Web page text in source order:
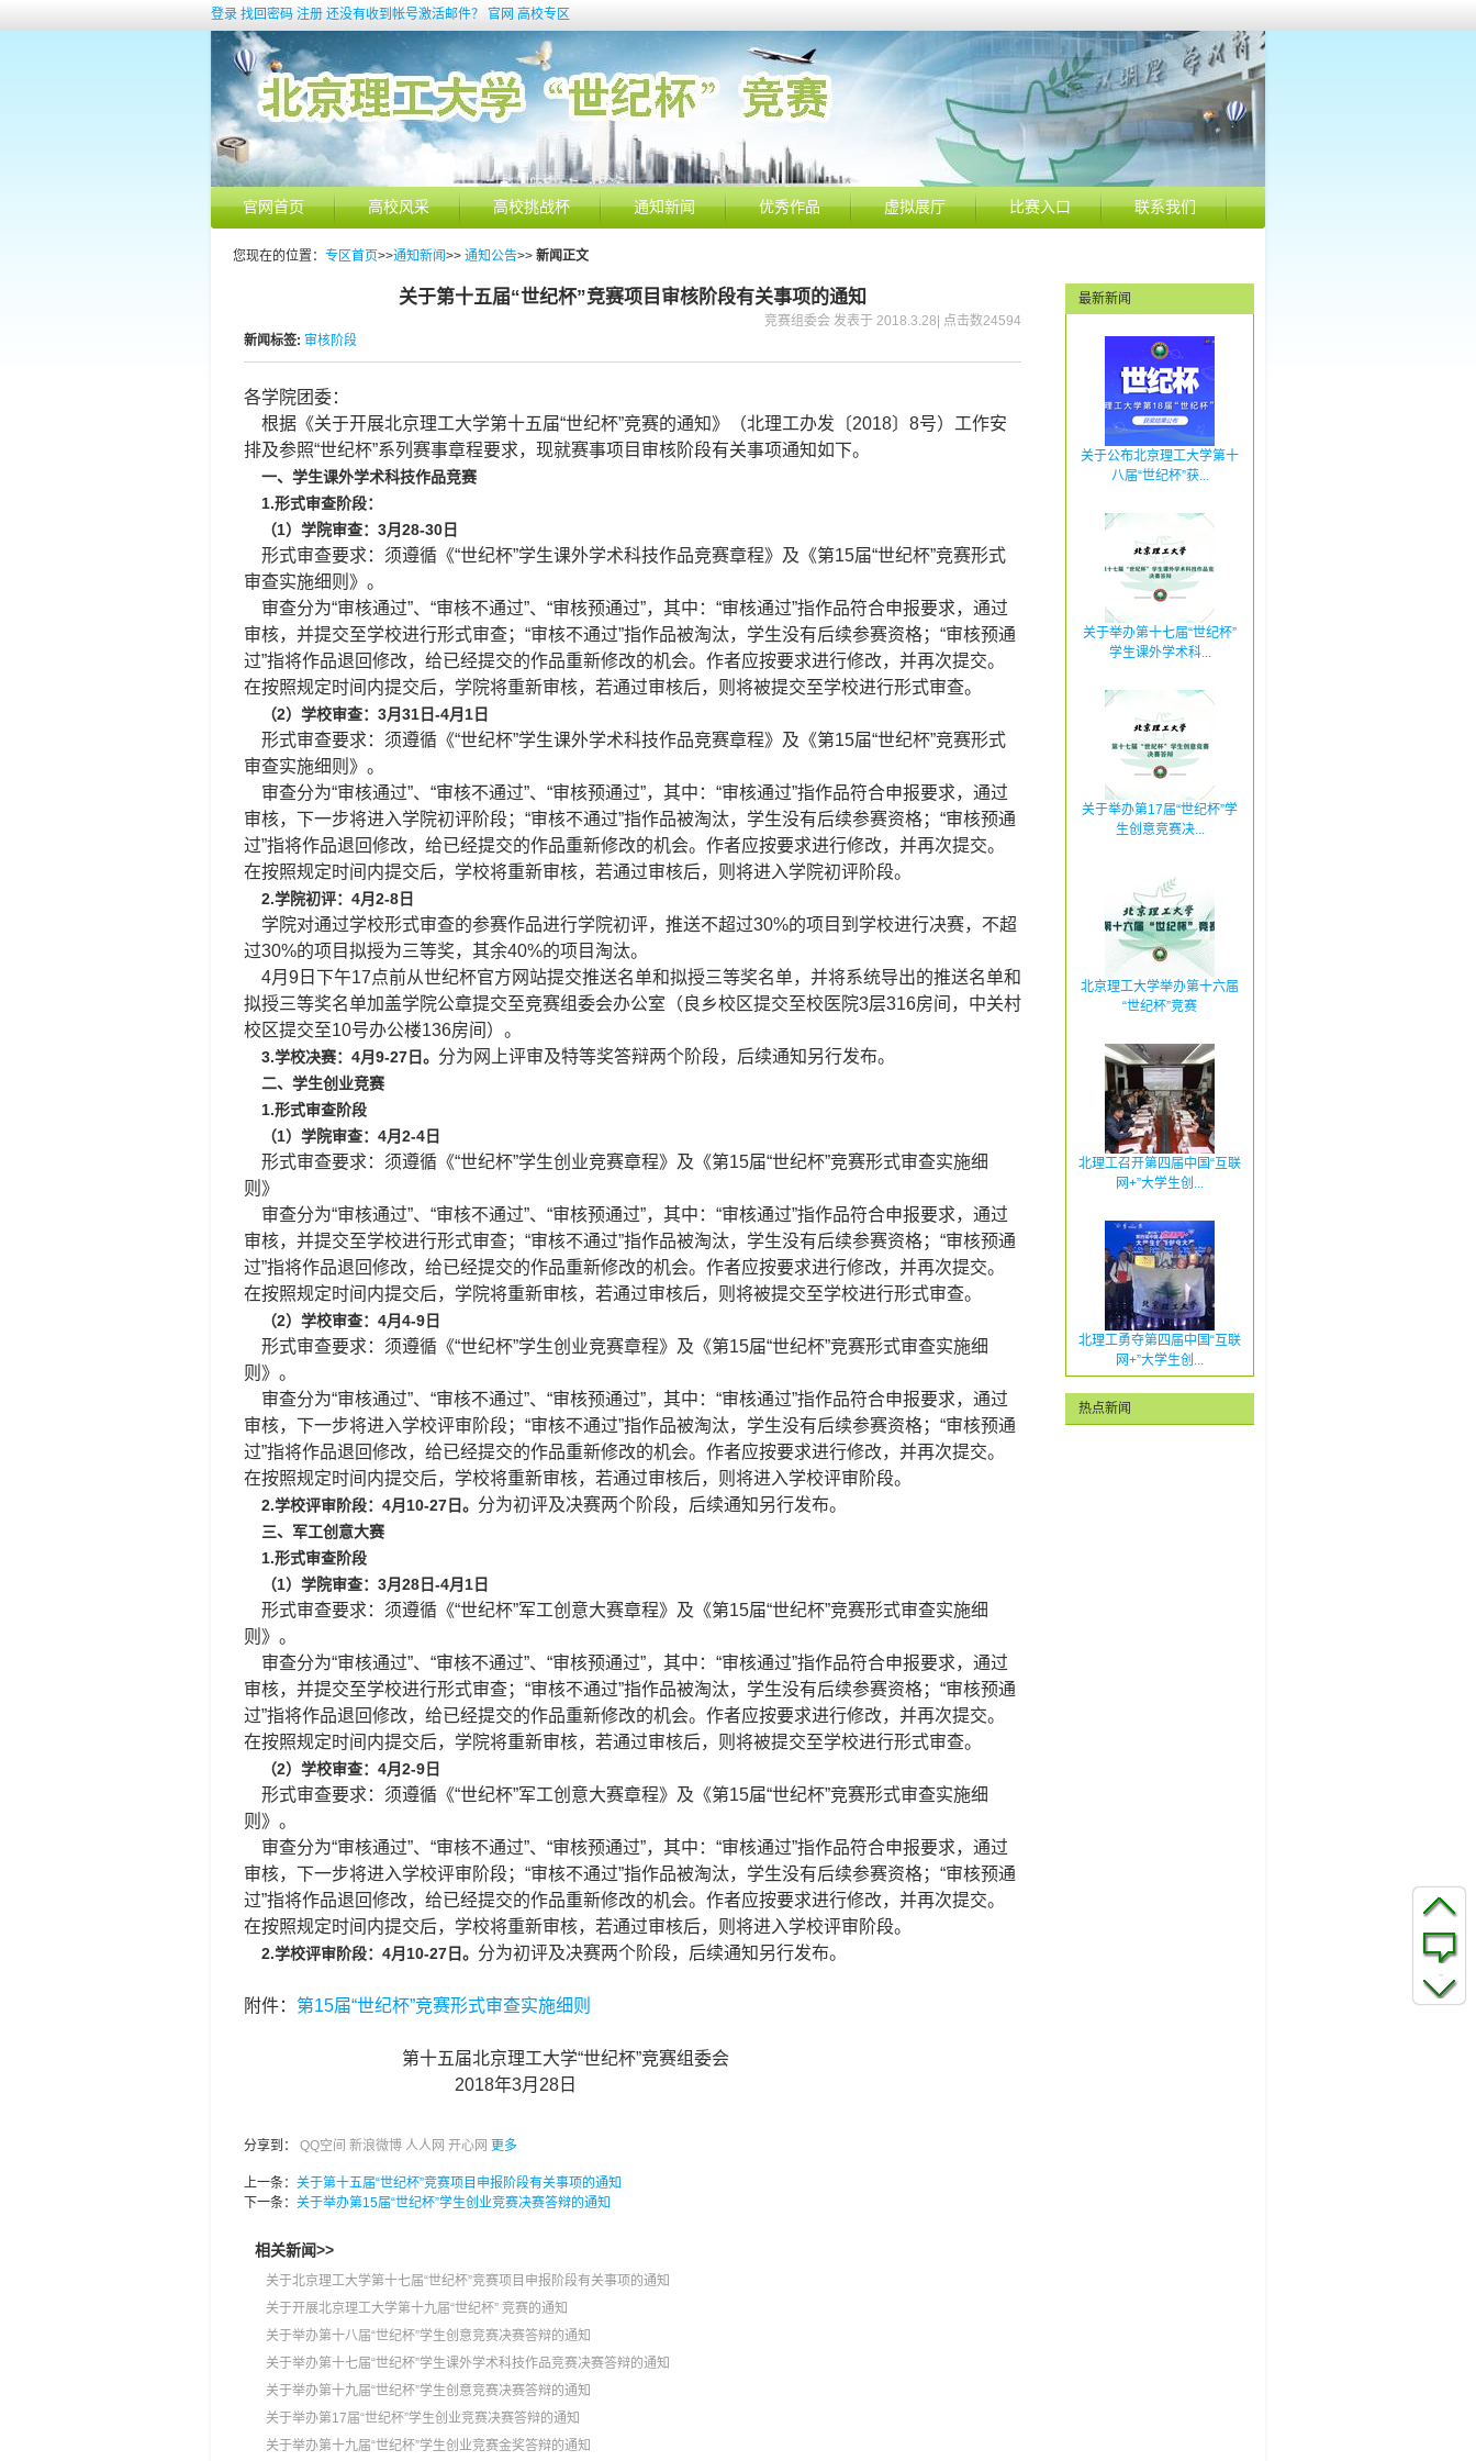
登录 找回密码 注册 还没有收到帐号激活邮件？ 官网 高校专区
官网首页 高校风采 高校挑战杯 通知新闻 优秀作品 虚拟展厅 比赛入口 联系我们
您现在的位置： 专区首页>>通知新闻>> 通知公告>> 新闻正文
关于第十五届“世纪杯”竞赛项目审核阶段有关事项的通知
竞赛组委会 发表于 2018.3.28| 点击数24594
新闻标签: 审核阶段
各学院团委：
根据《关于开展北京理工大学第十五届“世纪杯”竞赛的通知》（北理工办发〔2018〕8号）工作安
排及参照“世纪杯”系列赛事章程要求，现就赛事项目审核阶段有关事项通知如下。
一、学生课外学术科技作品竞赛
1.形式审查阶段：
（1）学院审查：3月28-30日
形式审查要求：须遵循《“世纪杯”学生课外学术科技作品竞赛章程》及《第15届“世纪杯”竞赛形式
审查实施细则》。
审查分为“审核通过”、“审核不通过”、“审核预通过”，其中：“审核通过”指作品符合申报要求，通过
审核，并提交至学校进行形式审查；“审核不通过”指作品被淘汰，学生没有后续参赛资格；“审核预通
过”指将作品退回修改，给已经提交的作品重新修改的机会。作者应按要求进行修改，并再次提交。
在按照规定时间内提交后，学院将重新审核，若通过审核后，则将被提交至学校进行形式审查。
（2）学校审查：3月31日-4月1日
形式审查要求：须遵循《“世纪杯”学生课外学术科技作品竞赛章程》及《第15届“世纪杯”竞赛形式
审查实施细则》。
审查分为“审核通过”、“审核不通过”、“审核预通过”，其中：“审核通过”指作品符合申报要求，通过
审核，下一步将进入学院初评阶段；“审核不通过”指作品被淘汰，学生没有后续参赛资格；“审核预通
过”指将作品退回修改，给已经提交的作品重新修改的机会。作者应按要求进行修改，并再次提交。
在按照规定时间内提交后，学校将重新审核，若通过审核后，则将进入学院初评阶段。
2.学院初评：4月2-8日
学院对通过学校形式审查的参赛作品进行学院初评，推送不超过30%的项目到学校进行决赛，不超
过30%的项目拟授为三等奖，其余40%的项目淘汰。
4月9日下午17点前从世纪杯官方网站提交推送名单和拟授三等奖名单，并将系统导出的推送名单和
拟授三等奖名单加盖学院公章提交至竞赛组委会办公室（良乡校区提交至校医院3层316房间，中关村
校区提交至10号办公楼136房间）。
3.学校决赛：4月9-27日。 分为网上评审及特等奖答辩两个阶段，后续通知另行发布。
二、学生创业竞赛
1.形式审查阶段
（1）学院审查：4月2-4日
形式审查要求：须遵循《“世纪杯”学生创业竞赛章程》及《第15届“世纪杯”竞赛形式审查实施细
则》
审查分为“审核通过”、“审核不通过”、“审核预通过”，其中：“审核通过”指作品符合申报要求，通过
审核，并提交至学校进行形式审查；“审核不通过”指作品被淘汰，学生没有后续参赛资格；“审核预通
过”指将作品退回修改，给已经提交的作品重新修改的机会。作者应按要求进行修改，并再次提交。
在按照规定时间内提交后，学院将重新审核，若通过审核后，则将被提交至学校进行形式审查。
（2）学校审查：4月4-9日
形式审查要求：须遵循《“世纪杯”学生创业竞赛章程》及《第15届“世纪杯”竞赛形式审查实施细
则》。
审查分为“审核通过”、“审核不通过”、“审核预通过”，其中：“审核通过”指作品符合申报要求，通过
审核，下一步将进入学校评审阶段；“审核不通过”指作品被淘汰，学生没有后续参赛资格；“审核预通
过”指将作品退回修改，给已经提交的作品重新修改的机会。作者应按要求进行修改，并再次提交。
在按照规定时间内提交后，学校将重新审核，若通过审核后，则将进入学校评审阶段。
2.学校评审阶段：4月10-27日。 分为初评及决赛两个阶段，后续通知另行发布。
三、军工创意大赛
1.形式审查阶段
（1）学院审查：3月28日-4月1日
形式审查要求：须遵循《“世纪杯”军工创意大赛章程》及《第15届“世纪杯”竞赛形式审查实施细
则》。
审查分为“审核通过”、“审核不通过”、“审核预通过”，其中：“审核通过”指作品符合申报要求，通过
审核，并提交至学校进行形式审查；“审核不通过”指作品被淘汰，学生没有后续参赛资格；“审核预通
过”指将作品退回修改，给已经提交的作品重新修改的机会。作者应按要求进行修改，并再次提交。
在按照规定时间内提交后，学院将重新审核，若通过审核后，则将被提交至学校进行形式审查。
（2）学校审查：4月2-9日
形式审查要求：须遵循《“世纪杯”军工创意大赛章程》及《第15届“世纪杯”竞赛形式审查实施细
则》。
审查分为“审核通过”、“审核不通过”、“审核预通过”，其中：“审核通过”指作品符合申报要求，通过
审核，下一步将进入学校评审阶段；“审核不通过”指作品被淘汰，学生没有后续参赛资格；“审核预通
过”指将作品退回修改，给已经提交的作品重新修改的机会。作者应按要求进行修改，并再次提交。
在按照规定时间内提交后，学校将重新审核，若通过审核后，则将进入学校评审阶段。
2.学校评审阶段：4月10-27日。 分为初评及决赛两个阶段，后续通知另行发布。
附件： 第15届“世纪杯”竞赛形式审查实施细则
第十五届北京理工大学“世纪杯”竞赛组委会
2018年3月28日
分享到： QQ空间 新浪微博 人人网 开心网 更多
上一条： 关于第十五届“世纪杯”竞赛项目申报阶段有关事项的通知
下一条： 关于举办第15届“世纪杯”学生创业竞赛决赛答辩的通知
相关新闻>>
关于北京理工大学第十七届“世纪杯”竞赛项目申报阶段有关事项的通知
关于开展北京理工大学第十九届“世纪杯” 竞赛的通知
关于举办第十八届“世纪杯”学生创意竞赛决赛答辩的通知
关于举办第十七届“世纪杯”学生课外学术科技作品竞赛决赛答辩的通知
关于举办第十九届“世纪杯”学生创意竞赛决赛答辩的通知
关于举办第17届“世纪杯”学生创业竞赛决赛答辩的通知
关于举办第十九届“世纪杯”学生创业竞赛金奖答辩的通知
最新新闻
关于公布北京理工大学第十
八届“世纪杯”获...
关于举办第十七届“世纪杯”
学生课外学术科...
关于举办第17届“世纪杯”学
生创意竞赛决...
北京理工大学举办第十六届
“世纪杯”竞赛
北理工召开第四届中国“互联
网+”大学生创...
北理工勇夺第四届中国“互联
网+”大学生创...
热点新闻